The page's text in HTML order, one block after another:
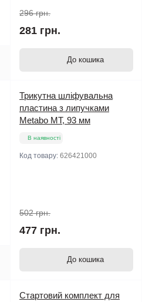
296 грн.
281 грн.
До кошика
Трикутна шліфувальна
пластина з липучками
Metabo MT, 93 мм
В наявності
Код товару: 626421000
502 грн.
477 грн.
До кошика
Стартовий комплект для